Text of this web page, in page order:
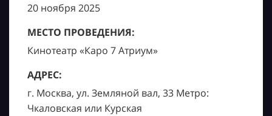
20 ноября 2025
МЕСТО ПРОВЕДЕНИЯ:
Кинотеатр «Каро 7 Атриум»
АДРЕС:
г. Москва, ул. Земляной вал, 33 Метро:
Чкаловская или Курская